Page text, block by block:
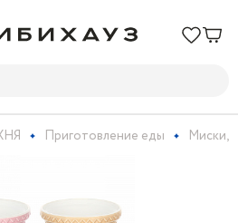
Приготовление еды Миски,